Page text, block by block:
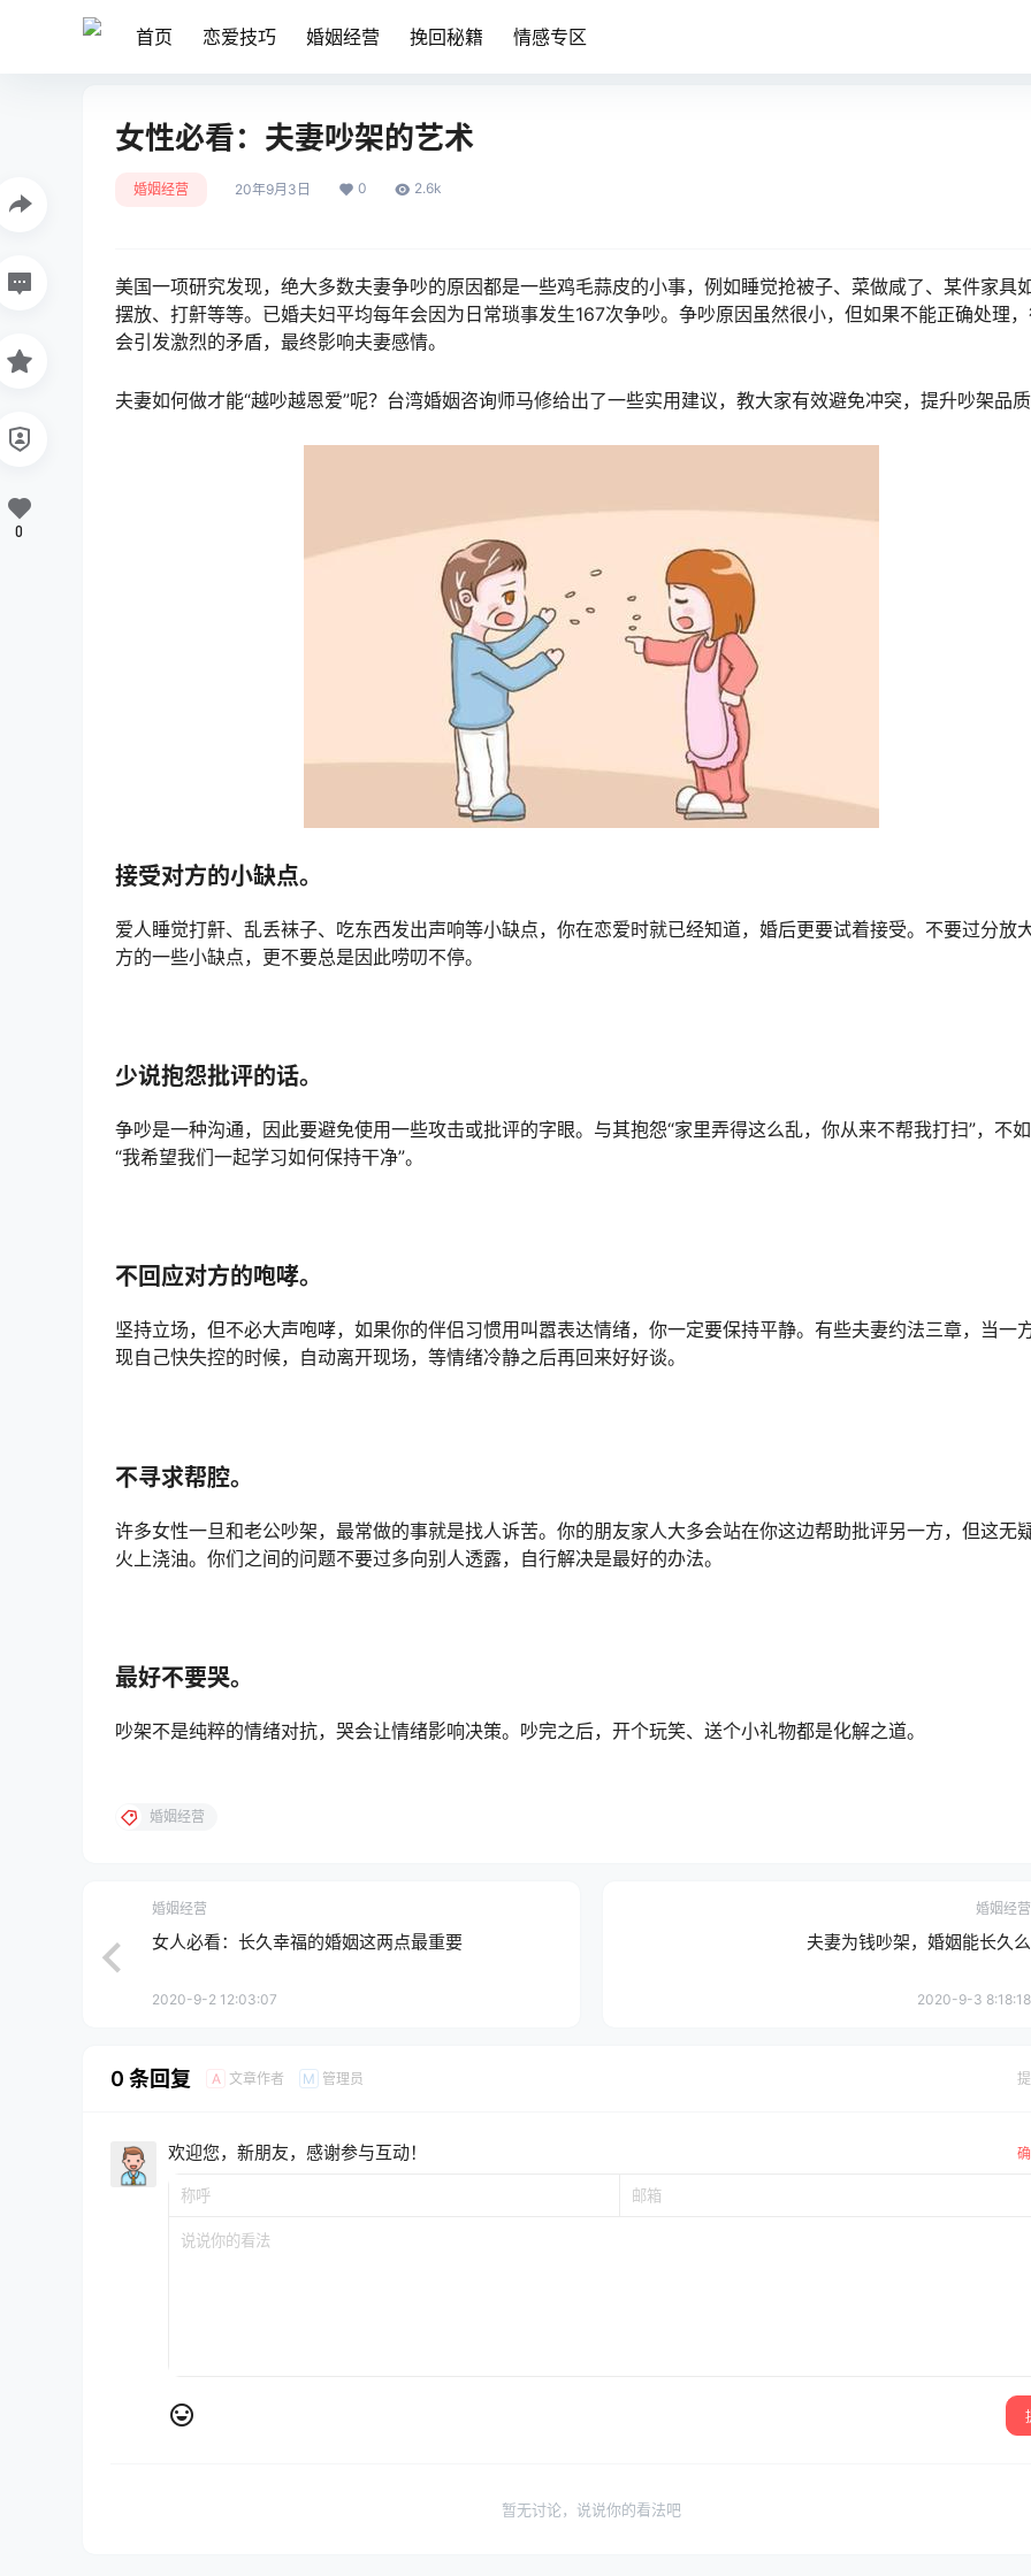
首页 恋爱技巧 婚姻经营 挽回秘籍 情感专区
女性必看：夫妻吵架的艺术
婚姻经营 20年9月3日 0 2.6k
美国一项研究发现，绝大多数夫妻争吵的原因都是一些鸡毛蒜皮的小事，例如睡觉抢被子、菜做咸了、某件家具
摆放、打鼾等等。已婚夫妇平均每年会因为日常琐事发生167次争吵。争吵原因虽然很小，但如果不能正确处理
会引发激烈的矛盾，最终影响夫妻感情。
夫妻如何做才能“越吵越恩爱”呢？台湾婚姻咨询师马修给出了一些实用建议，教大家有效避免冲突，提升吵架品质
接受对方的小缺点。
爱人睡觉打鼾、乱丢袜子、吃东西发出声响等小缺点，你在恋爱时就已经知道，婚后更要试着接受。不要过分放
方的一些小缺点，更不要总是因此唠叨不停。
少说抱怨批评的话。
争吵是一种沟通，因此要避免使用一些攻击或批评的字眼。与其抱怨“家里弄得这么乱，你从来不帮我打扫”，不
“我希望我们一起学习如何保持干净”。
不回应对方的咆哮。
坚持立场，但不必大声咆哮，如果你的伴侣习惯用叫嚣表达情绪，你一定要保持平静。有些夫妻约法三章，当一
现自己快失控的时候，自动离开现场，等情绪冷静之后再回来好好谈。
不寻求帮腔。
许多女性一旦和老公吵架，最常做的事就是找人诉苦。你的朋友家人大多会站在你这边帮助批评另一方，但这无
火上浇油。你们之间的问题不要过多向别人透露，自行解决是最好的办法。
最好不要哭。
吵架不是纯粹的情绪对抗，哭会让情绪影响决策。吵完之后，开个玩笑、送个小礼物都是化解之道。
0
婚姻经营
婚姻经营
女人必看：长久幸福的婚姻这两点最重要
2020-9-2 12:03:07
婚姻经营
夫妻为钱吵架，婚姻能长久么
2020-9-3 8:18:18
0 条回复 A 文章作者 M 管理员
欢迎您，新朋友，感谢参与互动！
暂无讨论，说说你的看法吧